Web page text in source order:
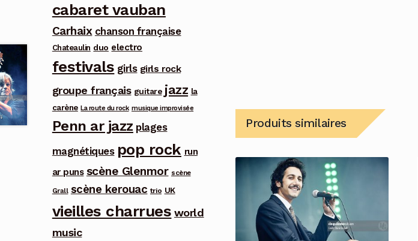
Produits similaires
cabaret vauban
Carhaix chanson française
Chateaulin duo electro
festivals girls girls rock
groupe français guitare jazz la
carène La route du rock musique improvisée
Penn ar jazz plages
magnétiques pop rock run
ar puns scène Glenmor scène
Grall scène kerouac trio UK
vieilles charrues world
music